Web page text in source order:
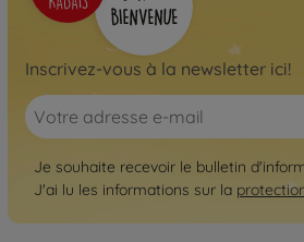
Inscrivez-vous à la newsletter ici!
Je souhaite recevoir le bulletin
J'ai lu les informations sur la